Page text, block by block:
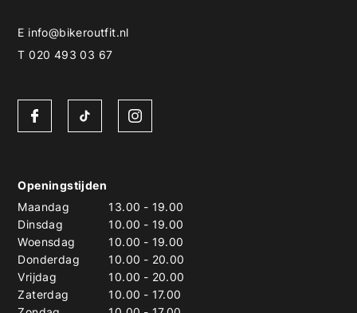
E info@bikeroutfit.nl
T 020 493 03 67
Openingstijden
Maandag
13.00 - 19.00
Dinsdag
10.00 - 19.00
Woensdag
10.00 - 19.00
Donderdag
10.00 - 20.00
Vrijdag
10.00 - 20.00
Zaterdag
10.00 - 17.00